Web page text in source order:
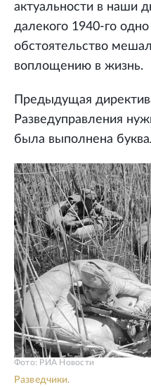
актуальности в наши
далекого 1940-го
обстоятельство
воплощению в жизнь.
Предыдущая
Разведуправления
была выполнена
Разведчики.
Фото: РИА Новости